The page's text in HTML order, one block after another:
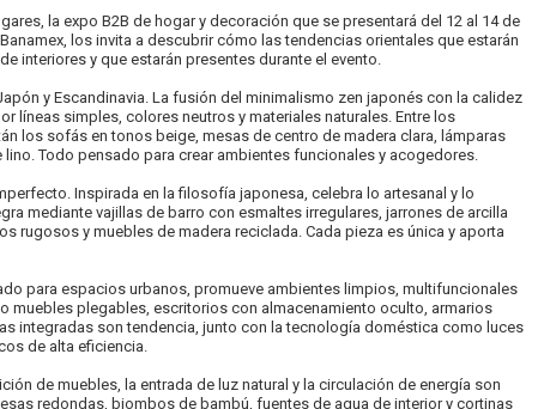
la expo B2B de hogar y decoración que se presentará del 12 al 14 de
los invita a descubrir cómo las tendencias orientales que estarán
interiores y que estarán presentes durante el evento.
y Escandinavia. La fusión del minimalismo zen japonés con la calidez
líneas simples, colores neutros y materiales naturales. Entre los
los sofás en tonos beige, mesas de centro de madera clara, lámparas
lino. Todo pensado para crear ambientes funcionales y acogedores.
Inspirada en la filosofía japonesa, celebra lo artesanal y lo
mediante vajillas de barro con esmaltes irregulares, jarrones de arcilla
rugosos y muebles de madera reciclada. Cada pieza es única y aporta
para espacios urbanos, promueve ambientes limpios, multifuncionales
muebles plegables, escritorios con almacenamiento oculto, armarios
integradas son tendencia, junto con la tecnología doméstica como luces
de alta eficiencia.
de muebles, la entrada de luz natural y la circulación de energía son
redondas, biombos de bambú, fuentes de agua de interior y cortinas